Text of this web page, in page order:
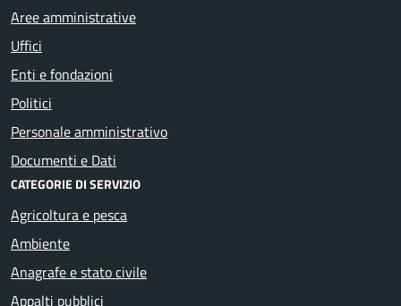
Aree amministrative
Uffici
Enti e fondazioni
Politici
Personale amministrativo
Documenti e Dati
CATEGORIE DI SERVIZIO
Agricoltura e pesca
Ambiente
Anagrafe e stato civile
Appalti pubblici